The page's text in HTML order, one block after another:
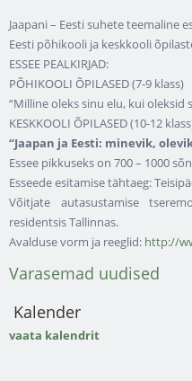
Jaapani – Eesti suhete teemaline
Eesti põhikooli ja keskkooli
ESSEE PEALKIRJAD:
PÕHIKOOLI ÕPILASED (7-9 klass)
“Milline oleks sinu elu, kui oleksid
KESKKOOLI ÕPILASED (10-12
“Jaapan ja Eesti: minevik,
Essee pikkuseks on 700 – 1000
Esseede esitamise tähtaeg:
Võitjate autasustamise
residentsis Tallinnas.
Avalduse vorm ja reeglid: http://
Varasemad uudised
Kalender
vaata kalendrit